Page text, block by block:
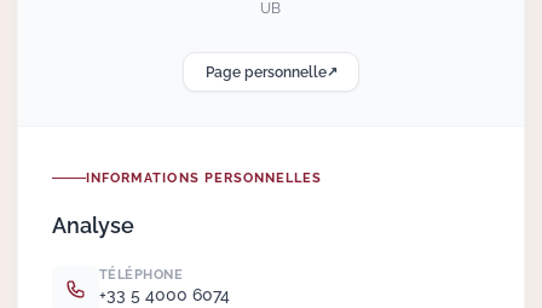
UB
Page personnelle↗
INFORMATIONS PERSONNELLES
Analyse
TÉLÉPHONE
+33 5 4000 6074